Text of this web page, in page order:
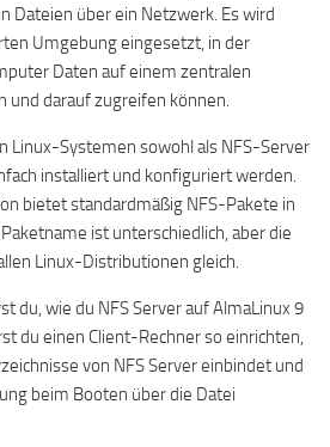
Dateien über ein Netzwerk. Es wird
Umgebung eingesetzt, in der
Daten auf einem zentralen
und darauf zugreifen können.
Linux-Systemen sowohl als NFS-Server
installiert und konfiguriert werden.
bietet standardmäßig NFS-Pakete in
ist unterschiedlich, aber die
Linux-Distributionen gleich.
du, wie du NFS Server auf AlmaLinux 9
du einen Client-Rechner so einrichten,
von NFS Server einbindet und
beim Booten über die Datei